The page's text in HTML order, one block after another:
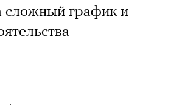
сложный график и